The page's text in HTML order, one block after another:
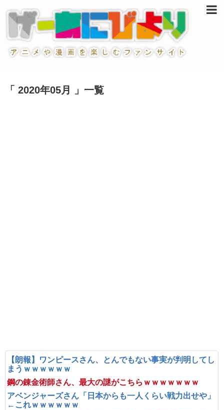
「 2020年05月 」一覧
【朗報】ワンピースさん、とんでもない事実が判明してし
まうｗｗｗｗｗｗ
鋼の錬金術師さん、最大の謎がこちらｗｗｗｗｗｗｗ
アベンジャーズさん「日本からも一人くらい戦力出せや」
←これｗｗｗｗｗｗ